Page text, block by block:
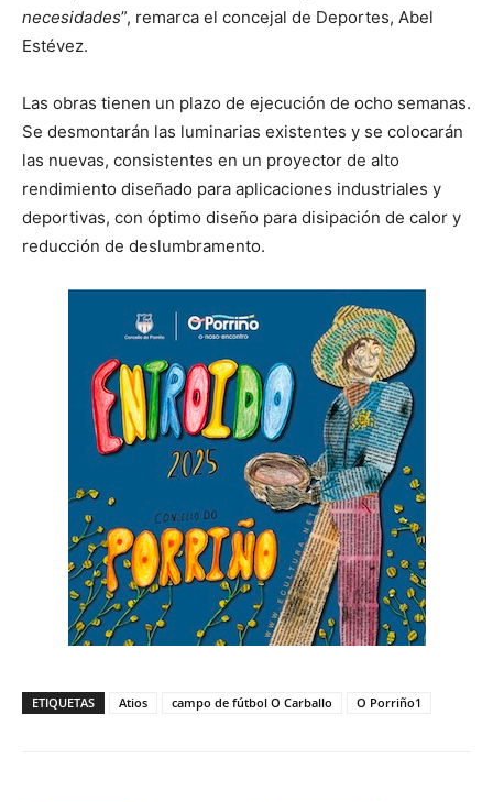
necesidades”, remarca el concejal de Deportes, Abel
Estévez.
Las obras tienen un plazo de ejecución de ocho semanas.
Se desmontarán las luminarias existentes y se colocarán
las nuevas, consistentes en un proyector de alto
rendimiento diseñado para aplicaciones industriales y
deportivas, con óptimo diseño para disipación de calor y
reducción de deslumbramento.
ETIQUETAS Atios campo de fútbol O Carballo O Porriño1